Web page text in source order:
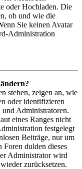
oder Hochladen. Die
ob und wie die
Sie keinen Avatar
Administration
stehen, zeigen an, wie
oder identifizieren
Administratoren.
eines Ranges nicht
festgelegt
Beiträge, nur um
dulden dieses
Administrator wird
zurücksetzen.